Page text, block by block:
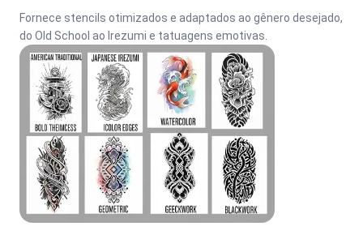
Fornece stencils otimizados e adaptados ao gênero desejado,
do Old School ao Irezumi e tatuagens emotivas.